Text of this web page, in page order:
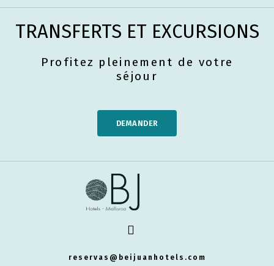
TRANSFERTS ET EXCURSIONS
Profitez pleinement de votre
séjour
DEMANDER
reservas@beijuanhotels.com